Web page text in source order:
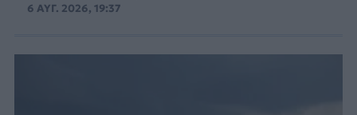
6 ΑΥΓ. 2026, 19:37